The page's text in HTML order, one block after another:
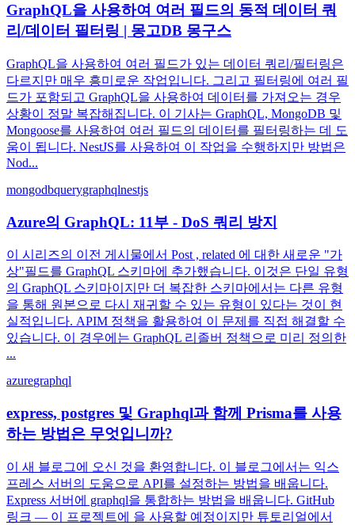
GraphQL을 사용하여 여러 필드의 동적 데이터 쿼
리/데이터 필터링 | 몽고DB 몽구스
GraphQL을 사용하여 여러 필드가 있는 데이터 쿼리/필터링은
다르지만 매우 흥미로운 작업입니다. 그리고 필터링에 여러 필
드가 포함되고 GraphQL을 사용하여 데이터를 가져오는 경우
상황이 정말 복잡해집니다. 이 기사는 GraphQL, MongoDB 및
Mongoose를 사용하여 여러 필드의 데이터를 필터링하는 데 도
움이 됩니다. NestJS를 사용하여 이 작업을 수행하지만 방법은
Nod...
mongodbquerygraphqlnestjs
Azure의 GraphQL: 11부 - DoS 쿼리 방지
이 시리즈의 이전 게시물에서 Post , related 에 대한 새로운 "가
상"필드를 GraphQL 스키마에 추가했습니다. 이것은 단일 유형
의 GraphQL 스키마이지만 더 복잡한 스키마에서는 다른 유형
을 통해 원본으로 다시 재귀할 수 있는 유형이 있다는 것이 현
실적입니다. APIM 정책을 활용하여 이 문제를 직접 해결할 수
있습니다. 이 경우에는 GraphQL 리졸버 정책으로 미리 정의한
...
azuregraphql
express, postgres 및 Graphql과 함께 Prisma를 사용
하는 방법은 무엇입니까?
이 새 블로그에 오신 것을 환영합니다. 이 블로그에서는 익스
프레스 서버의 도움으로 API를 설정하는 방법을 배웁니다.
Express 서버에 graphql을 통합하는 방법을 배웁니다. GitHub
링크 — 이 프로젝트에 을 사용할 예정이지만 튜토리얼에서